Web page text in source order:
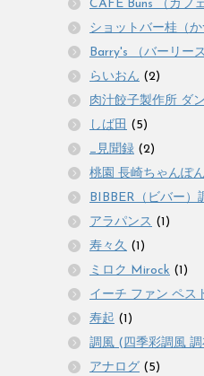
CAFE Buns （カフ
ショットバー桂（か
Barry's （バーリーズ
らいおん (2)
肉汁餃子製作所 ダ
しば田 (5)
_見聞録 (2)
桃園 長崎ちゃんぽん
BIBBER（ビバー）
アラパンス (1)
寿々久 (1)
ミロク Mirock (1)
イーチ ファン ペス
寿起 (1)
調風 (四季彩調風 調
アナログ (5)